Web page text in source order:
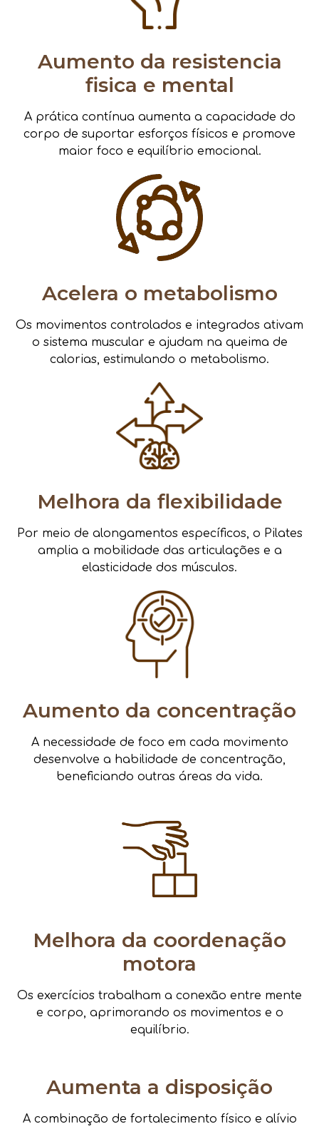
Aumento da resistencia
fisica e mental
A prática contínua aumenta a capacidade do
corpo de suportar esforços físicos e promove
maior foco e equilíbrio emocional.
Acelera o metabolismo
Os movimentos controlados e integrados ativam
o sistema muscular e ajudam na queima de
calorias, estimulando o metabolismo.
Melhora da flexibilidade
Por meio de alongamentos específicos, o Pilates
amplia a mobilidade das articulações e a
elasticidade dos músculos.
Aumento da concentração
A necessidade de foco em cada movimento
desenvolve a habilidade de concentração,
beneficiando outras áreas da vida.
Melhora da coordenação
motora
Os exercícios trabalham a conexão entre mente
e corpo, aprimorando os movimentos e o
equilíbrio.
Aumenta a disposição
A combinação de fortalecimento físico e alívio